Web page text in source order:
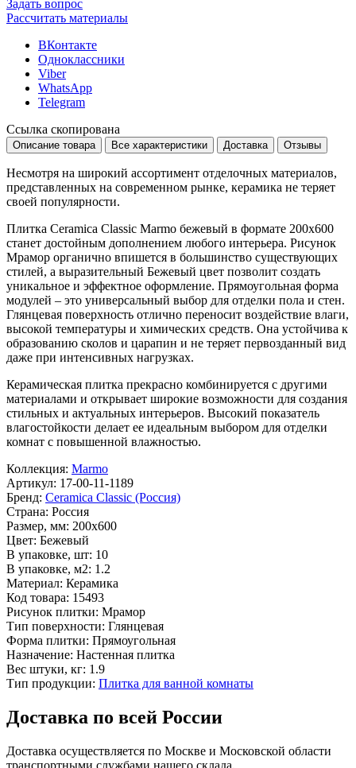
Задать вопрос
Рассчитать материалы
ВКонтакте
Одноклассники
Viber
WhatsApp
Telegram
Ссылка скопирована
Описание товара Все характеристики Доставка Отзывы
Несмотря на широкий ассортимент отделочных материалов,
представленных на современном рынке, керамика не теряет
своей популярности.
Плитка Ceramica Classic Marmo бежевый в формате 200x600
станет достойным дополнением любого интерьера. Рисунок
Мрамор органично впишется в большинство существующих
стилей, а выразительный Бежевый цвет позволит создать
уникальное и эффектное оформление. Прямоугольная форма
модулей – это универсальный выбор для отделки пола и стен.
Глянцевая поверхность отлично переносит воздействие влаги,
высокой температуры и химических средств. Она устойчива к
образованию сколов и царапин и не теряет первозданный вид
даже при интенсивных нагрузках.
Керамическая плитка прекрасно комбинируется с другими
материалами и открывает широкие возможности для создания
стильных и актуальных интерьеров. Высокий показатель
влагостойкости делает ее идеальным выбором для отделки
комнат с повышенной влажностью.
Коллекция: Marmo
Артикул: 17-00-11-1189
Бренд: Ceramica Classic (Россия)
Страна: Россия
Размер, мм: 200x600
Цвет: Бежевый
В упаковке, шт: 10
В упаковке, м2: 1.2
Материал: Керамика
Код товара: 15493
Рисунок плитки: Мрамор
Тип поверхности: Глянцевая
Форма плитки: Прямоугольная
Назначение: Настенная плитка
Вес штуки, кг: 1.9
Тип продукции: Плитка для ванной комнаты
Доставка по всей России
Доставка осуществляется по Москве и Московской области
транспортными службами нашего склада.